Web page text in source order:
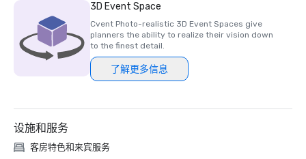
3D Event Space
Cvent Photo-realistic 3D Event Spaces give
planners the ability to realize their vision down
to the finest detail.
了解更多信息
设施和服务
客房特色和来宾服务